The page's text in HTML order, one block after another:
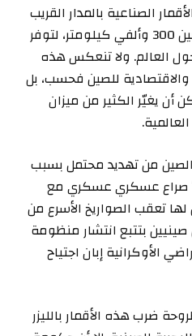
الصناعية بالمدار القريب
من الأرض على ارتفاع يتراوح بين 300 وألفي كيلومتر، لتوفر
العالم. ولا تنعكس هذه
والاقتصادية للصين فحسب، بل
أن يغيّر الكثير من ميزان
من تهديد محتمل بسبب
صراع عسكري عسكري مع
تعقب الصواريخ الأسرع من
بتتبع انتشار منظومة
الأوكرانية إبان اجتياح
ضرب هذه الأقمار بالليزر